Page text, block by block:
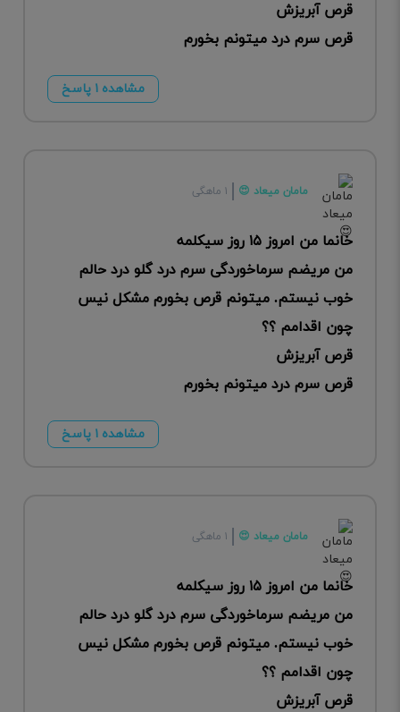
قرص آبریزش
قرص سرم درد میتونم بخورم
مشاهده ۱ پاسخ
مامان میعاد 😍 ۱ ماهگی
خانما من امروز ۱۵ روز سیکلمه
من مریضم سرماخوردگی سرم درد گلو درد حالم
خوب نیستم. میتونم قرص بخورم مشکل نیس
چون اقدامم ؟؟
قرص آبریزش
قرص سرم درد میتونم بخورم
مشاهده ۱ پاسخ
مامان میعاد 😍 ۱ ماهگی
خانما من امروز ۱۵ روز سیکلمه
من مریضم سرماخوردگی سرم درد گلو درد حالم
خوب نیستم. میتونم قرص بخورم مشکل نیس
چون اقدامم ؟؟
قرص آبریزش